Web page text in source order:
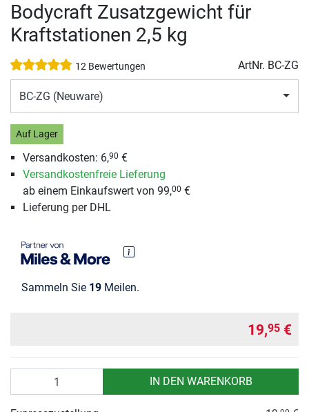
Bodycraft Zusatzgewicht für
Kraftstationen 2,5 kg
12 Bewertungen ArtNr. BC-ZG
BC-ZG (Neuware)
Auf Lager
Versandkosten: 6,90 €
Versandkostenfreie Lieferung
ab einem Einkaufswert von 99,00 €
Lieferung per DHL
Sammeln Sie 19 Meilen.
19,95 €
IN DEN WARENKORB